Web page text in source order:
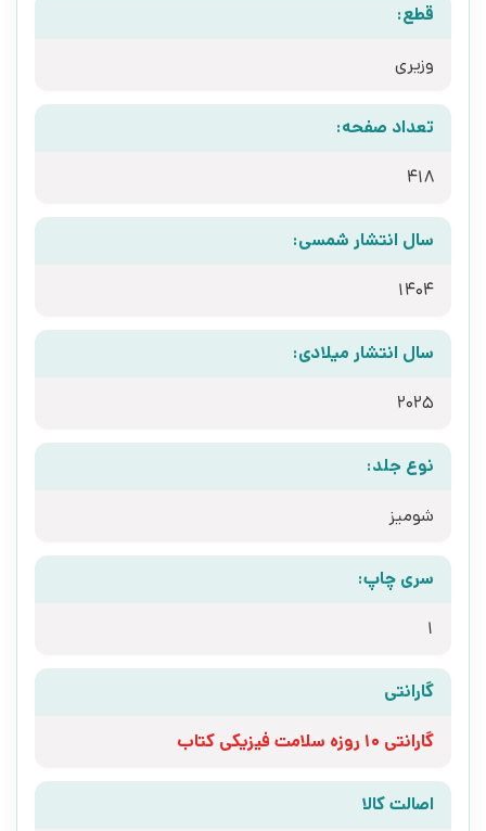
قطع:
وزیری
تعداد صفحه:
418
سال انتشار شمسی:
1404
سال انتشار میلادی:
2025
نوع جلد:
شومیز
سری چاپ:
1
گارانتی
گارانتی 10 روزه سلامت فیزیکی کتاب
اصالت کالا